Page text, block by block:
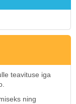
teavituse iga
ning